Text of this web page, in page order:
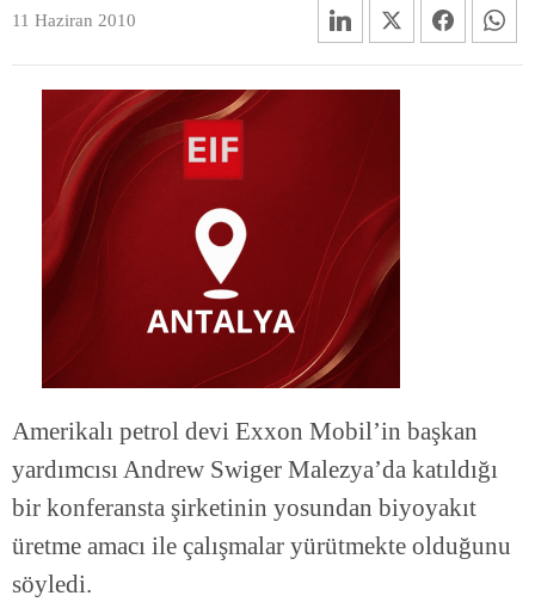
11 Haziran 2010
Amerikalı petrol devi Exxon Mobil’in başkan
yardımcısı Andrew Swiger Malezya’da katıldığı
bir konferansta şirketinin yosundan biyoyakıt
üretme amacı ile çalışmalar yürütmekte olduğunu
söyledi.